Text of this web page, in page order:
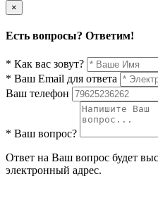
×
Есть вопросы? Ответим!
* Как вас зовут?
* Ваш Email для ответа
Ваш телефон
* Ваш вопрос?
Ответ на Ваш вопрос будет
электронный адрес.